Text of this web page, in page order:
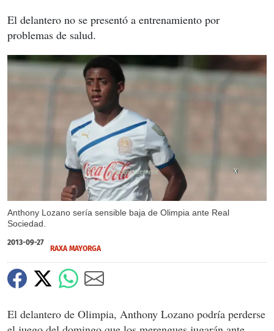
El delantero no se presentó a entrenamiento por
problemas de salud.
Anthony Lozano sería sensible baja de Olimpia ante Real
Sociedad.
X
2013-09-27
RAXA MAYORGA
El delantero de Olimpia, Anthony Lozano podría perderse